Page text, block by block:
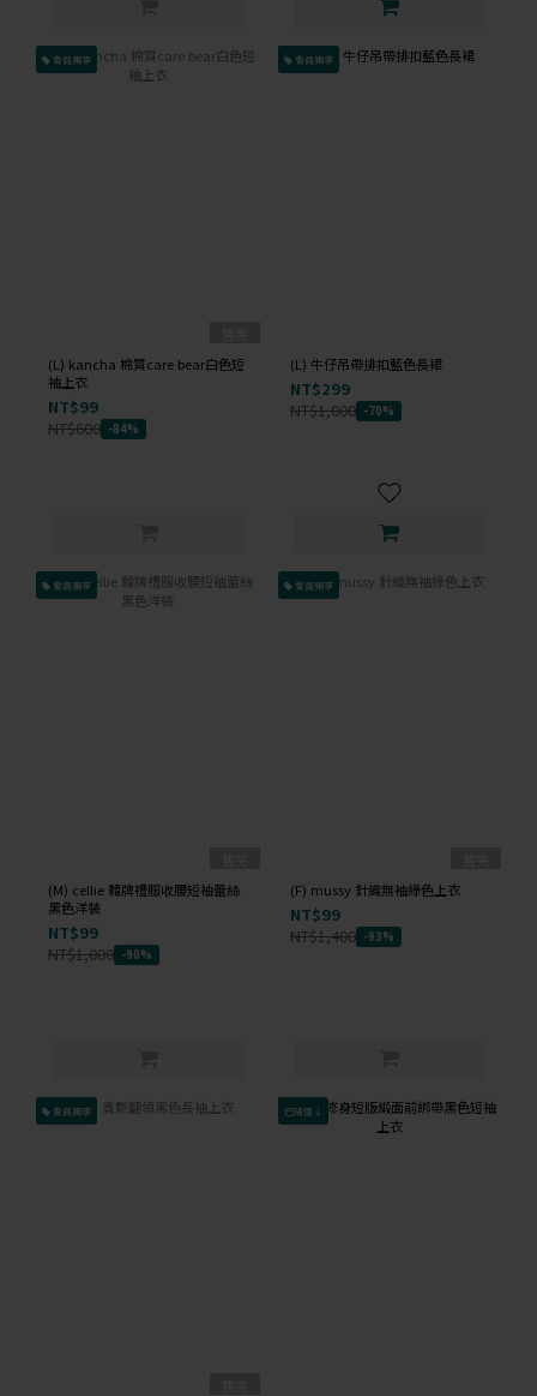
會員獨享
(L) kancha 棉質care bear白色短
袖上衣
NT$99
NT$600 -84%
會員獨享
(L) 牛仔吊帶排扣藍色長裙
NT$299
NT$1,000 -70%
會員獨享
(M) cellie 韓牌禮服收腰短袖蕾絲
黑色洋裝
NT$99
NT$1,000 -90%
會員獨享
(F) mussy 針織無袖綠色上衣
NT$99
NT$1,400 -93%
會員獨享 已降價↓